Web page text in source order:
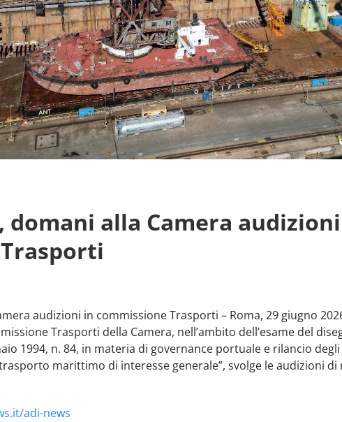
domani alla Camera
audizioni in commissione Trasporti – Roma, 29 giugno
Trasporti della Camera, nell’ambito dell’esame del
1994, n. 84, in materia di governance portuale e rilancio
marittimo di interesse generale”, svolge le audizioni di
adi-news